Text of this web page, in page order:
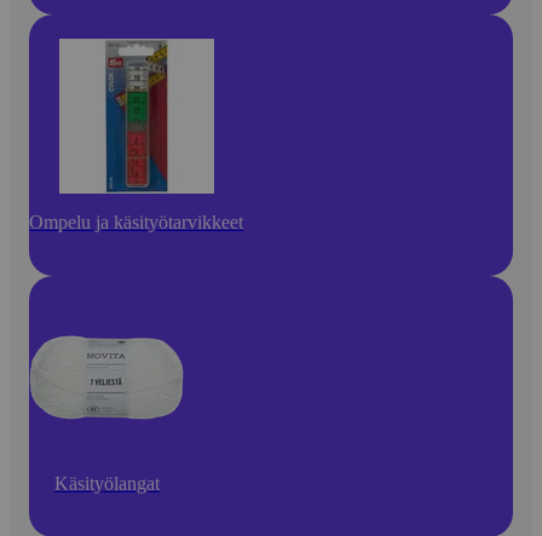
Ompelu ja käsityötarvikkeet
Käsityölangat